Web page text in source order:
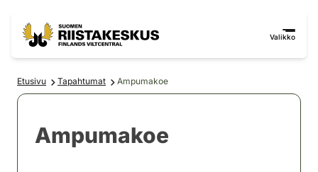
Valikko
Etusivu Tapahtumat Ampumakoe
Ampumakoe